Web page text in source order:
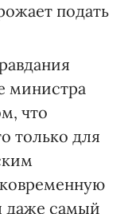
подать
министра
что
только для
даже самый